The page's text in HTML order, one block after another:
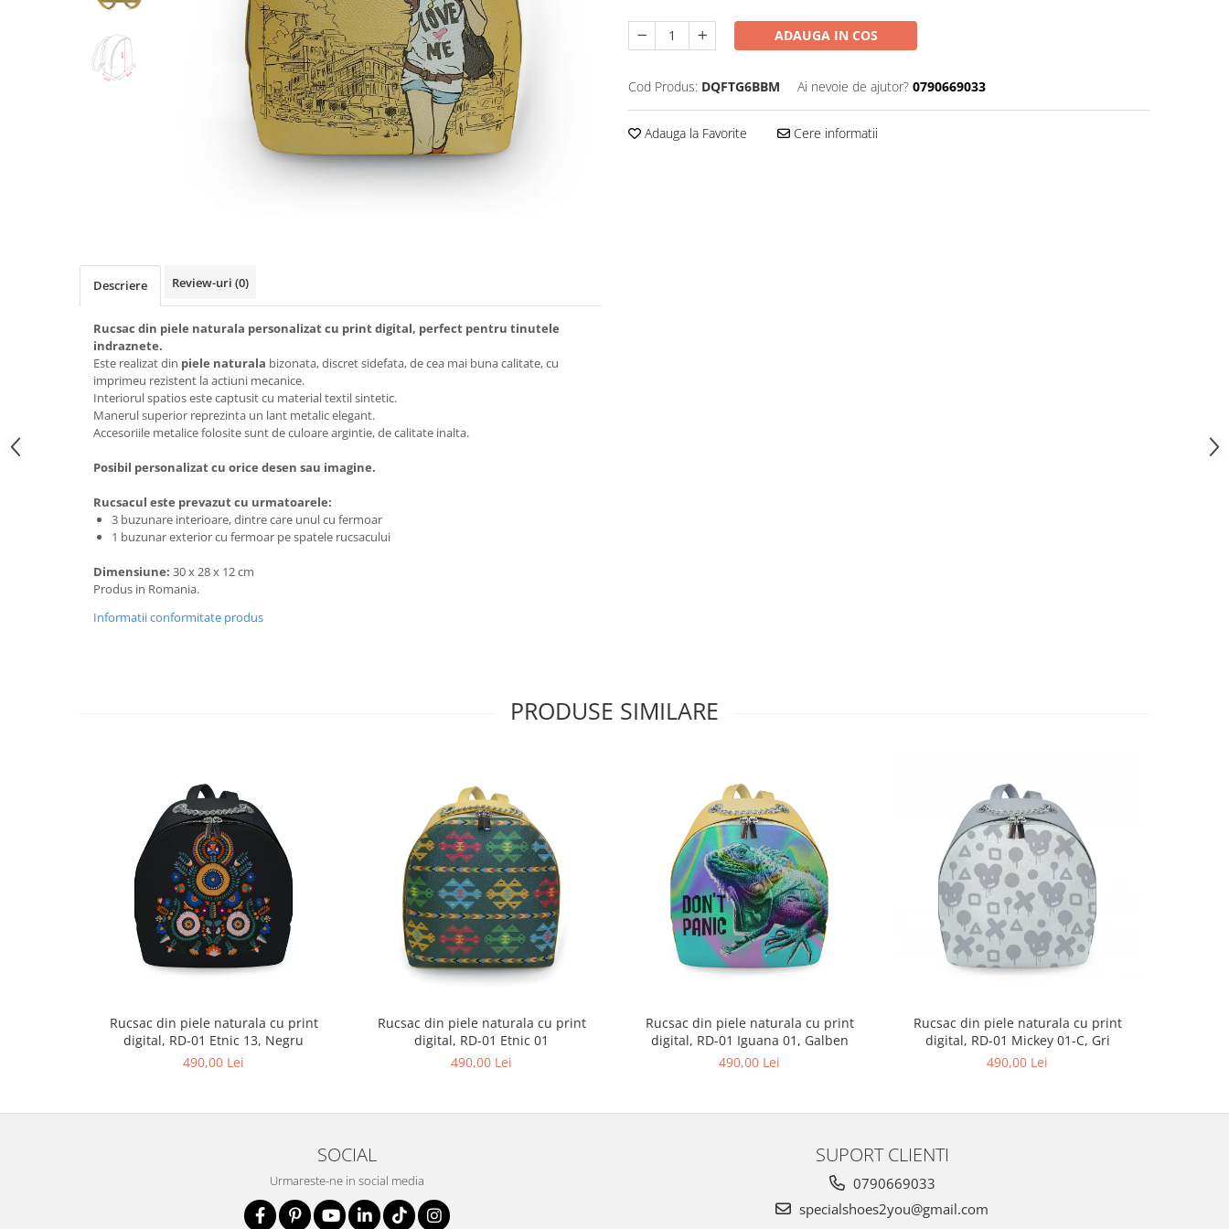
ADAUGA IN COS
Cod Produs: DQFTG6BBM Ai nevoie de ajutor? 0790669033
Adauga la Favorite Cere informatii
Descriere Review-uri (0)
Rucsac din piele naturala personalizat cu print digital, perfect pentru tinutele
indraznete.
Este realizat din piele naturala bizonata, discret sidefata, de cea mai buna calitate, cu
imprimeu rezistent la actiuni mecanice.
Interiorul spatios este captusit cu material textil sintetic.
Manerul superior reprezinta un lant metalic elegant.
Accesoriile metalice folosite sunt de culoare argintie, de calitate inalta.
Posibil personalizat cu orice desen sau imagine.
Rucsacul este prevazut cu urmatoarele:
3 buzunare interioare, dintre care unul cu fermoar
1 buzunar exterior cu fermoar pe spatele rucsacului
Dimensiune: 30 x 28 x 12 cm
Produs in Romania.
Informatii conformitate produs
PRODUSE SIMILARE
Rucsac din piele naturala cu print
digital, RD-01 Etnic 13, Negru
490,00 Lei
Rucsac din piele naturala cu print
digital, RD-01 Etnic 01
490,00 Lei
Rucsac din piele naturala cu print
digital, RD-01 Iguana 01, Galben
490,00 Lei
Rucsac din piele naturala cu print
digital, RD-01 Mickey 01-C, Gri
490,00 Lei
SOCIAL
Urmareste-ne in social media
SUPORT CLIENTI
0790669033
specialshoes2you@gmail.com